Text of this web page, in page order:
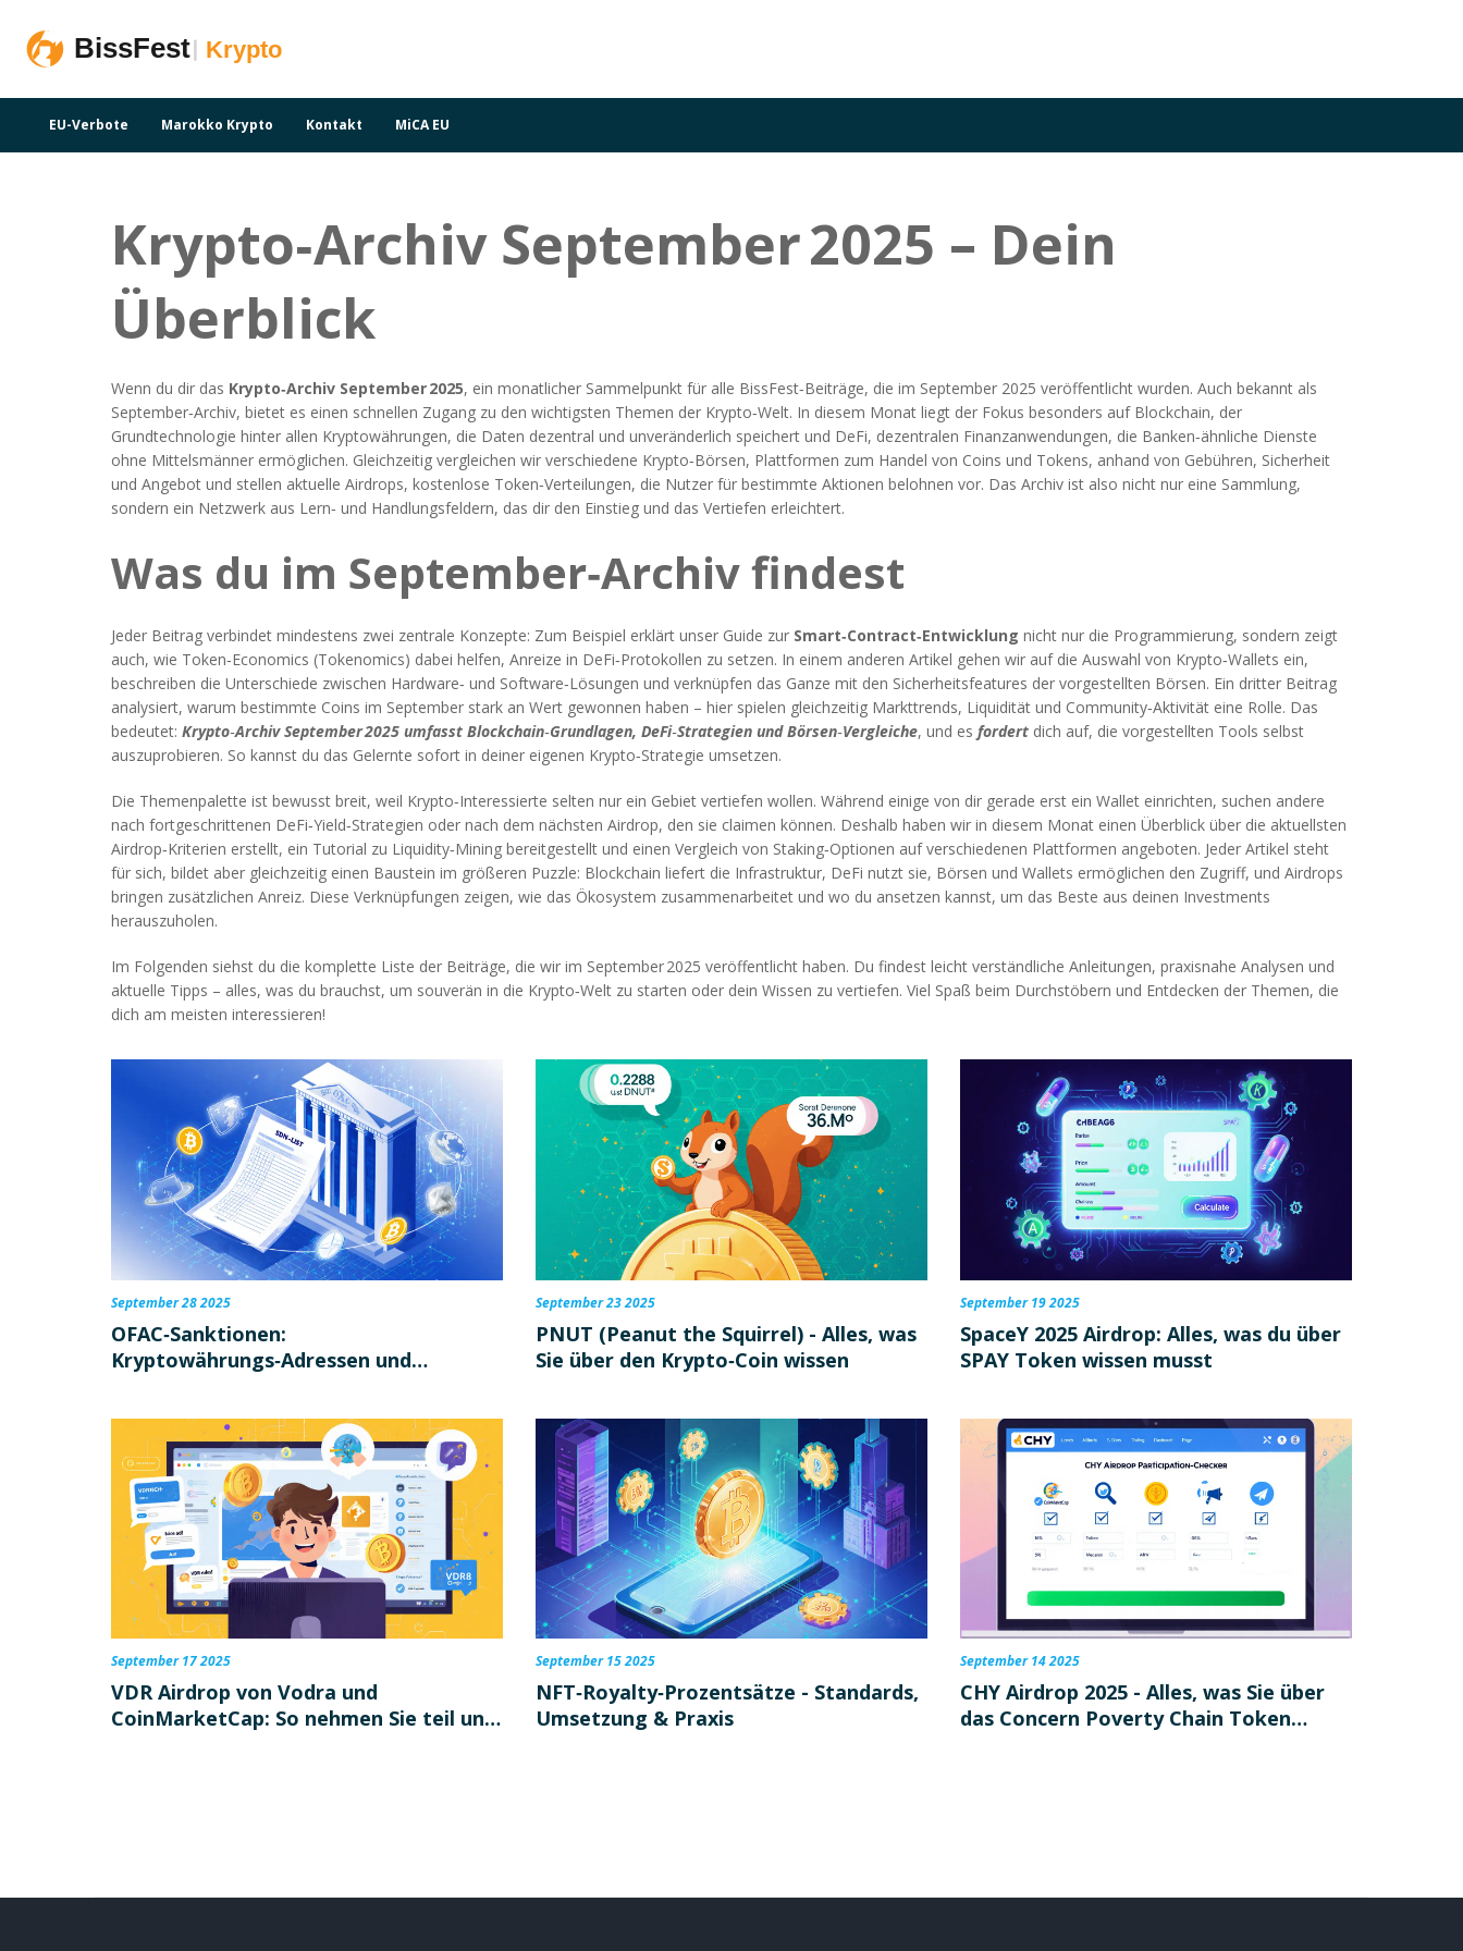
EU-Verbote Marokko Krypto Kontakt MiCA EU
Krypto‑Archiv September 2025 – Dein
Überblick
Wenn du dir das Krypto‑Archiv September 2025, ein monatlicher Sammelpunkt für alle BissFest‑Beiträge, die im September 2025 veröffentlicht wurden. Auch bekannt als
September‑Archiv, bietet es einen schnellen Zugang zu den wichtigsten Themen der Krypto‑Welt. In diesem Monat liegt der Fokus besonders auf Blockchain, der
Grundtechnologie hinter allen Kryptowährungen, die Daten dezentral und unveränderlich speichert und DeFi, dezentralen Finanzanwendungen, die Banken‑ähnliche Dienste
ohne Mittelsmänner ermöglichen. Gleichzeitig vergleichen wir verschiedene Krypto‑Börsen, Plattformen zum Handel von Coins und Tokens, anhand von Gebühren, Sicherheit
und Angebot und stellen aktuelle Airdrops, kostenlose Token‑Verteilungen, die Nutzer für bestimmte Aktionen belohnen vor. Das Archiv ist also nicht nur eine Sammlung,
sondern ein Netzwerk aus Lern‑ und Handlungsfeldern, das dir den Einstieg und das Vertiefen erleichtert.
Was du im September‑Archiv findest
Jeder Beitrag verbindet mindestens zwei zentrale Konzepte: Zum Beispiel erklärt unser Guide zur Smart‑Contract‑Entwicklung nicht nur die Programmierung, sondern zeigt
auch, wie Token‑Economics (Tokenomics) dabei helfen, Anreize in DeFi‑Protokollen zu setzen. In einem anderen Artikel gehen wir auf die Auswahl von Krypto‑Wallets ein,
beschreiben die Unterschiede zwischen Hardware‑ und Software‑Lösungen und verknüpfen das Ganze mit den Sicherheitsfeatures der vorgestellten Börsen. Ein dritter Beitrag
analysiert, warum bestimmte Coins im September stark an Wert gewonnen haben – hier spielen gleichzeitig Markttrends, Liquidität und Community‑Aktivität eine Rolle. Das
bedeutet: Krypto‑Archiv September 2025 umfasst Blockchain‑Grundlagen, DeFi‑Strategien und Börsen‑Vergleiche, und es fordert dich auf, die vorgestellten Tools selbst
auszuprobieren. So kannst du das Gelernte sofort in deiner eigenen Krypto‑Strategie umsetzen.
Die Themenpalette ist bewusst breit, weil Krypto‑Interessierte selten nur ein Gebiet vertiefen wollen. Während einige von dir gerade erst ein Wallet einrichten, suchen andere
nach fortgeschrittenen DeFi‑Yield‑Strategien oder nach dem nächsten Airdrop, den sie claimen können. Deshalb haben wir in diesem Monat einen Überblick über die aktuellsten
Airdrop‑Kriterien erstellt, ein Tutorial zu Liquidity‑Mining bereitgestellt und einen Vergleich von Staking‑Optionen auf verschiedenen Plattformen angeboten. Jeder Artikel steht
für sich, bildet aber gleichzeitig einen Baustein im größeren Puzzle: Blockchain liefert die Infrastruktur, DeFi nutzt sie, Börsen und Wallets ermöglichen den Zugriff, und Airdrops
bringen zusätzlichen Anreiz. Diese Verknüpfungen zeigen, wie das Ökosystem zusammenarbeitet und wo du ansetzen kannst, um das Beste aus deinen Investments
herauszuholen.
Im Folgenden siehst du die komplette Liste der Beiträge, die wir im September 2025 veröffentlicht haben. Du findest leicht verständliche Anleitungen, praxisnahe Analysen und
aktuelle Tipps – alles, was du brauchst, um souverän in die Krypto‑Welt zu starten oder dein Wissen zu vertiefen. Viel Spaß beim Durchstöbern und Entdecken der Themen, die
dich am meisten interessieren!
September 28 2025
OFAC‑Sanktionen:
Kryptowährungs‑Adressen und
September 23 2025
PNUT (Peanut the Squirrel) - Alles, was
Sie über den Krypto‑Coin wissen
September 19 2025
SpaceY 2025 Airdrop: Alles, was du über
SPAY Token wissen musst
September 17 2025
VDR Airdrop von Vodra und
CoinMarketCap: So nehmen Sie teil und
September 15 2025
NFT‑Royalty‑Prozentsätze - Standards,
Umsetzung & Praxis
September 14 2025
CHY Airdrop 2025 - Alles, was Sie über
das Concern Poverty Chain Token